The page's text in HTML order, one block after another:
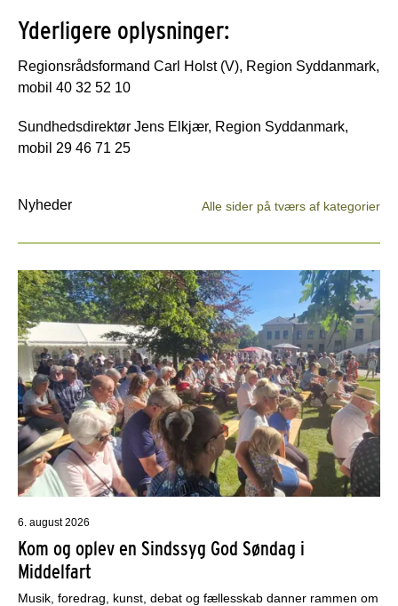
Yderligere oplysninger:
Regionsrådsformand Carl Holst (V), Region Syddanmark,
mobil 40 32 52 10
Sundhedsdirektør Jens Elkjær, Region Syddanmark,
mobil 29 46 71 25
Nyheder Alle sider på tværs af kategorier
6. august 2026
Kom og oplev en Sindssyg God Søndag i
Middelfart
Musik, foredrag, kunst, debat og fællesskab danner rammen om